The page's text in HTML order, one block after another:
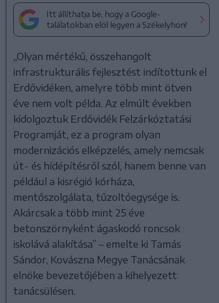
Itt állíthatja be, hogy a Google-
találatokban elöl legyen a Székelyhon!
„Olyan mértékű, összehangolt
infrastrukturális fejlesztést indítottunk el
Erdővidéken, amelyre több mint ötven
éve nem volt példa. Az elmúlt években
kidolgoztuk Erdővidék Felzárkóztatási
Programját, ez a program olyan
modernizációs elképzelés, amely nemcsak
út- és hídépítésről szól, hanem benne van
például a kisrégió kórháza,
mentőszolgálata, tűzoltóegysége is.
Akárcsak a több mint 25 éve
betonszörnyként ágaskodó roncsok
iskolává alakítása” – emelte ki Tamás
Sándor, Kovászna Megye Tanácsának
elnöke bevezetőjében a kihelyezett
tanácsülésen.